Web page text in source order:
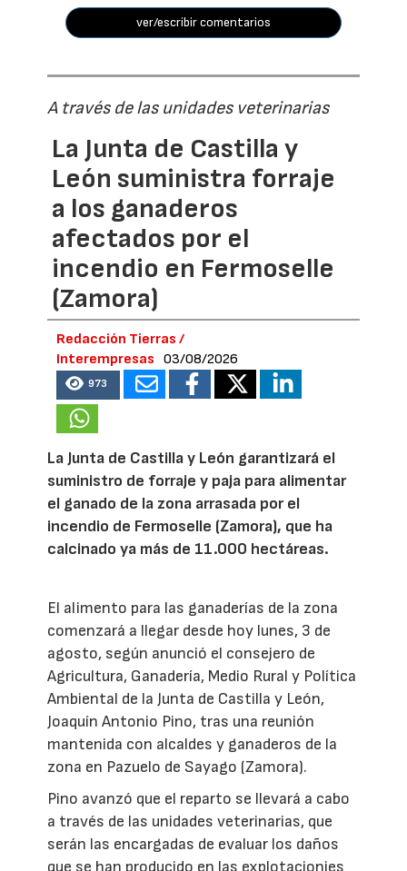
ver/escribir comentarios
A través de las unidades veterinarias
La Junta de Castilla y
León suministra forraje
a los ganaderos
afectados por el
incendio en Fermoselle
(Zamora)
Redacción Tierras /
Interempresas
03/08/2026
973
La Junta de Castilla y León garantizará el
suministro de forraje y paja para alimentar
el ganado de la zona arrasada por el
incendio de Fermoselle (Zamora), que ha
calcinado ya más de 11.000 hectáreas.
El alimento para las ganaderías de la zona
comenzará a llegar desde hoy lunes, 3 de
agosto, según anunció el consejero de
Agricultura, Ganadería, Medio Rural y Política
Ambiental de la Junta de Castilla y León,
Joaquín Antonio Pino, tras una reunión
mantenida con alcaldes y ganaderos de la
zona en Pazuelo de Sayago (Zamora).
Pino avanzó que el reparto se llevará a cabo
a través de las unidades veterinarias, que
serán las encargadas de evaluar los daños
que se han producido en las explotacionies